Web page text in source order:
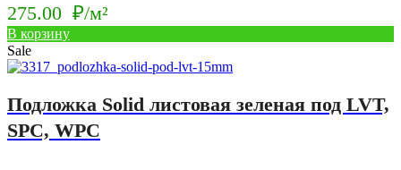
275.00 ₽/м²
В корзину
Sale
Подложка Solid листовая зеленая под LVT,
SPC, WPC